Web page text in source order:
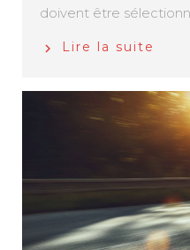
doivent être
Lire la suite